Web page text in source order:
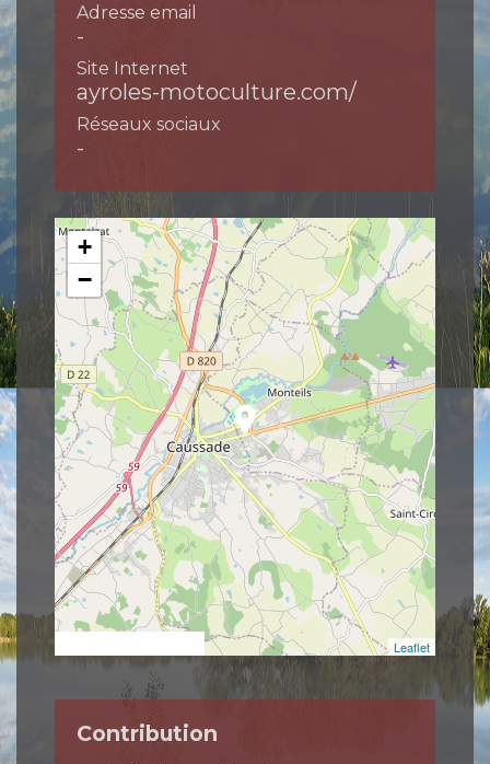
Adresse email
-
Site Internet
ayroles-motoculture.com/
Réseaux sociaux
-
location_on
+
−
Leaflet
Contribution